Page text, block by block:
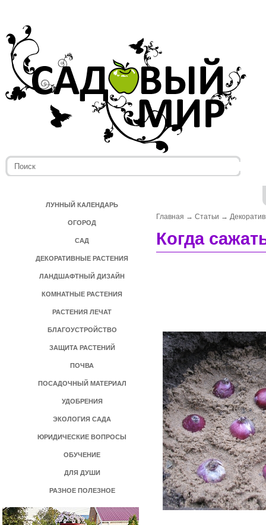
ЛУННЫЙ КАЛЕНДАРЬ
ОГОРОД
САД
ДЕКОРАТИВНЫЕ РАСТЕНИЯ
ЛАНДШАФТНЫЙ ДИЗАЙН
КОМНАТНЫЕ РАСТЕНИЯ
РАСТЕНИЯ ЛЕЧАТ
БЛАГОУСТРОЙСТВО
ЗАЩИТА РАСТЕНИЙ
ПОЧВА
ПОСАДОЧНЫЙ МАТЕРИАЛ
УДОБРЕНИЯ
ЭКОЛОГИЯ САДА
ЮРИДИЧЕСКИЕ ВОПРОСЫ
ОБУЧЕНИЕ
ДЛЯ ДУШИ
РАЗНОЕ ПОЛЕЗНОЕ
Главная → Статьи →
Когда